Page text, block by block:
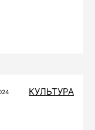
КУЛЬТУРА